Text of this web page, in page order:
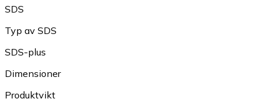
SDS
Typ av SDS
SDS-plus
Dimensioner
Produktvikt